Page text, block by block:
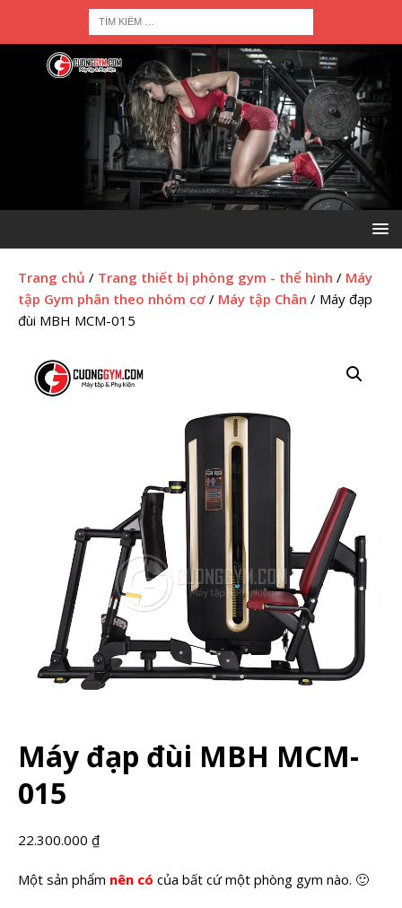
Trang chủ / Trang thiết bị phòng gym - thể hình / Máy
tập Gym phân theo nhóm cơ / Máy tập Chân / Máy đạp
đùi MBH MCM-015
Máy đạp đùi MBH MCM-
015
22.300.000 ₫
Một sản phẩm nên có của bất cứ một phòng gym nào. 🙂